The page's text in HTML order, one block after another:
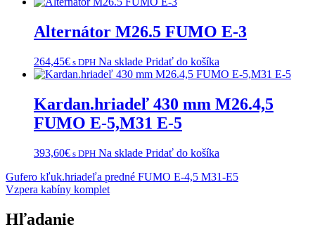
Alternátor M26.5 FUMO E-3
264,45€ s DPH Na sklade Pridať do košíka
Kardan.hriadeľ 430 mm M26.4,5
FUMO E-5,M31 E-5
393,60€ s DPH Na sklade Pridať do košíka
Navigácia
v
článku
Gufero kľuk.hriadeľa predné FUMO E-4,5 M31-E5
Vzpera kabíny komplet
Hľadanie